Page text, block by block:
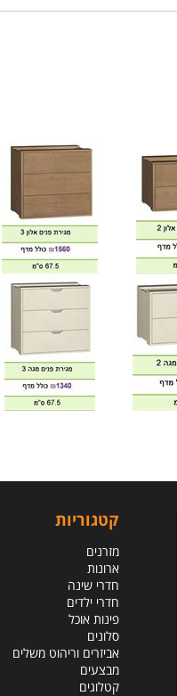
קטגוריות
מזרנים
ארונות
חדרי שינה
חדרי ילדים
פינות אוכל
סלונים
אביזרים וריהוט משלים
מבצעים
קטלוגים